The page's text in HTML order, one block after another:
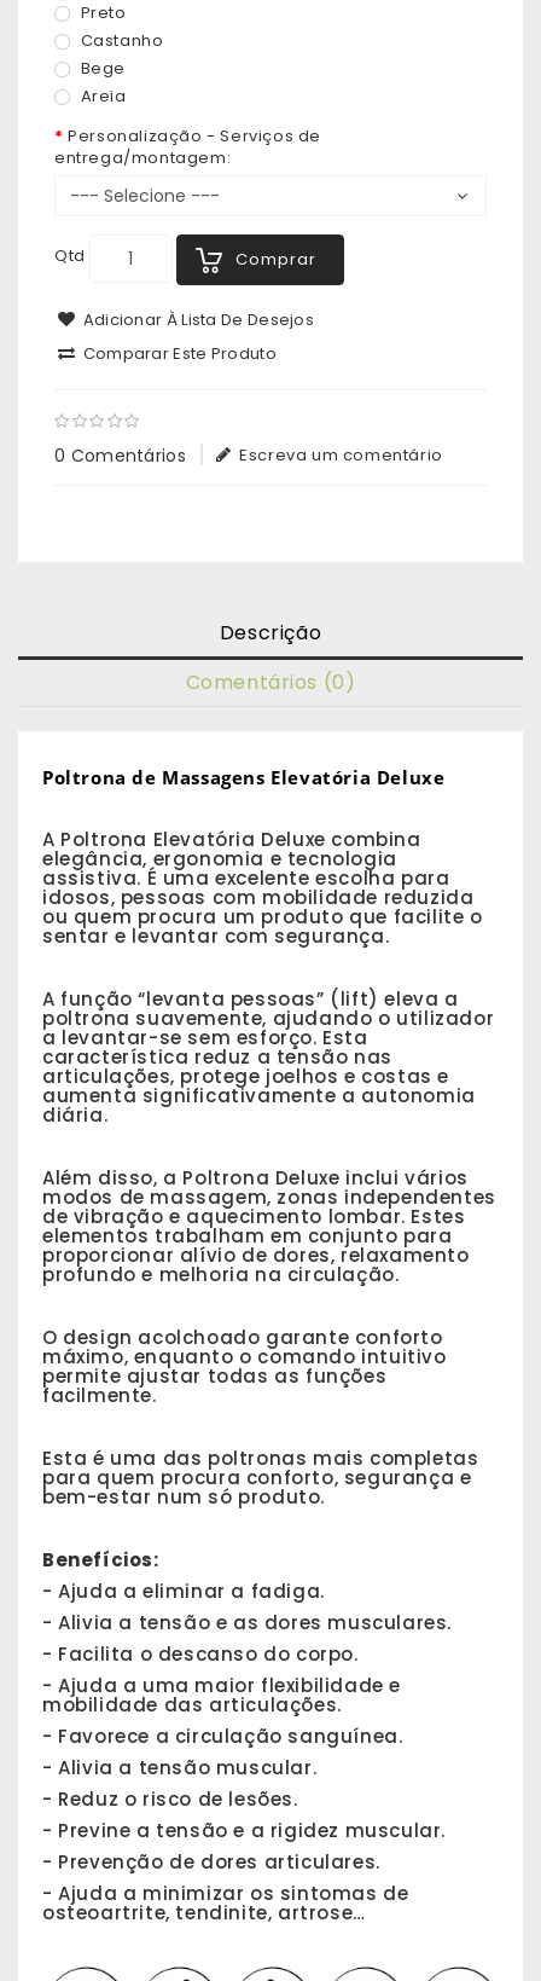
Preto
Castanho
Bege
Areia
Personalização - Serviços de
entrega/montagem:
Qtd Comprar
Adicionar À Lista De Desejos
Comparar Este Produto
0 Comentários Escreva um comentário
Descrição
Comentários (0)
Poltrona de Massagens Elevatória Deluxe
A Poltrona Elevatória Deluxe combina
elegância, ergonomia e tecnologia
assistiva. É uma excelente escolha para
idosos, pessoas com mobilidade reduzida
ou quem procura um produto que facilite o
sentar e levantar com segurança.
A função “levanta pessoas” (lift) eleva a
poltrona suavemente, ajudando o utilizador
a levantar-se sem esforço. Esta
característica reduz a tensão nas
articulações, protege joelhos e costas e
aumenta significativamente a autonomia
diária.
Além disso, a Poltrona Deluxe inclui vários
modos de massagem, zonas independentes
de vibração e aquecimento lombar. Estes
elementos trabalham em conjunto para
proporcionar alívio de dores, relaxamento
profundo e melhoria na circulação.
O design acolchoado garante conforto
máximo, enquanto o comando intuitivo
permite ajustar todas as funções
facilmente.
Esta é uma das poltronas mais completas
para quem procura conforto, segurança e
bem-estar num só produto.
Benefícios:
- Ajuda a eliminar a fadiga.
- Alivia a tensão e as dores musculares.
- Facilita o descanso do corpo.
- Ajuda a uma maior flexibilidade e
mobilidade das articulações.
- Favorece a circulação sanguínea.
- Alivia a tensão muscular.
- Reduz o risco de lesões.
- Previne a tensão e a rigidez muscular.
- Prevenção de dores articulares.
- Ajuda a minimizar os sintomas de
osteoartrite, tendinite, artrose…